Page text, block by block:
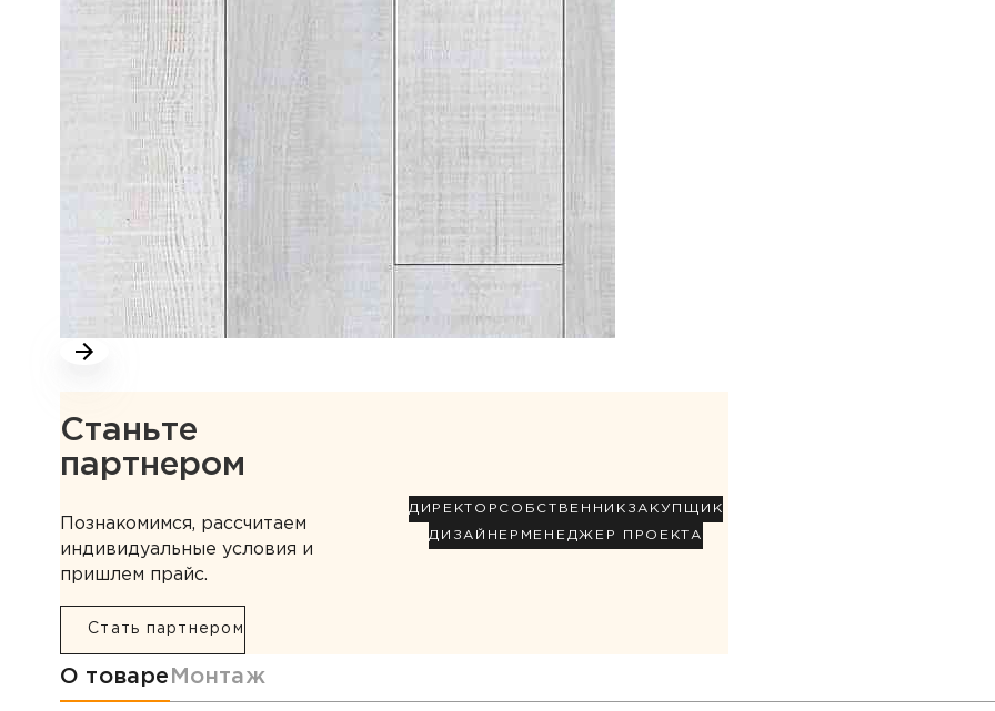
Станьте
партнером
Познакомимся, рассчитаем
индивидуальные условия и
пришлем прайс.
Стать партнером
ДИРЕКТОР СОБСТВЕННИК ЗАКУПЩИК
ДИЗАЙНЕР МЕНЕДЖЕР ПРОЕКТА
Информация о товаре
О товаре Монтаж